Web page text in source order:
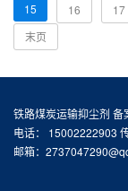
15
16 17
末页
铁路煤炭运输抑尘剂
电话： 15002222903
邮箱：